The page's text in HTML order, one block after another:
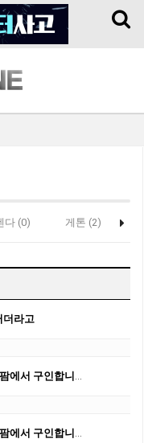
Toggle
다 (0) 게톤 (2)
더라고
서 구인합니다
서 구인합니다